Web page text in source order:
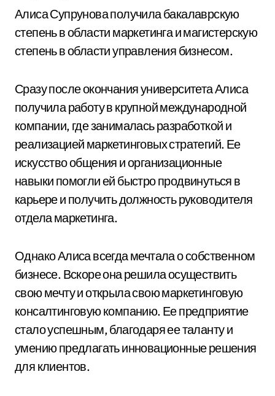
Алиса Супрунова получила бакалаврскую
степень в области маркетинга и магистерскую
степень в области управления бизнесом.
Сразу после окончания университета Алиса
получила работу в крупной международной
компании, где занималась разработкой и
реализацией маркетинговых стратегий. Ее
искусство общения и организационные
навыки помогли ей быстро продвинуться в
карьере и получить должность руководителя
отдела маркетинга.
Однако Алиса всегда мечтала о собственном
бизнесе. Вскоре она решила осуществить
свою мечту и открыла свою маркетинговую
консалтинговую компанию. Ее предприятие
стало успешным, благодаря ее таланту и
умению предлагать инновационные решения
для клиентов.